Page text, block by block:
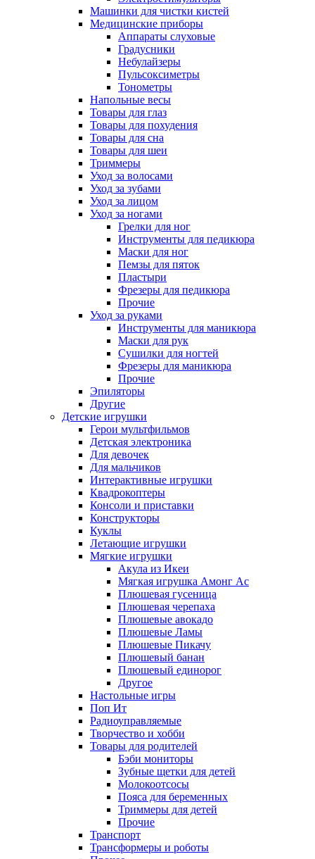
Машинки для чистки кистей
Медицинские приборы
Аппараты слуховые
Градусники
Небулайзеры
Пульсоксиметры
Тонометры
Напольные весы
Товары для глаз
Товары для похудения
Товары для сна
Товары для шеи
Триммеры
Уход за волосами
Уход за зубами
Уход за лицом
Уход за ногами
Грелки для ног
Инструменты для педикюра
Маски для ног
Пемзы для пяток
Пластыри
Фрезеры для педикюра
Прочие
Уход за руками
Инструменты для маникюра
Маски для рук
Сушилки для ногтей
Фрезеры для маникюра
Прочие
Эпиляторы
Другие
Детские игрушки
Герои мультфильмов
Детская электроника
Для девочек
Для мальчиков
Интерактивные игрушки
Квадрокоптеры
Консоли и приставки
Конструкторы
Куклы
Летающие игрушки
Мягкие игрушки
Акула из Икеи
Мягкая игрушка Амонг Ас
Плюшевая гусеница
Плюшевая черепаха
Плюшевые авокадо
Плюшевые Ламы
Плюшевые Пикачу
Плюшевый банан
Плюшевый единорог
Другое
Настольные игры
Поп Ит
Радиоуправляемые
Творчество и хобби
Товары для родителей
Бэби мониторы
Зубные щетки для детей
Молокоотсосы
Пояса для беременных
Триммеры для детей
Прочие
Транспорт
Трансформеры и роботы